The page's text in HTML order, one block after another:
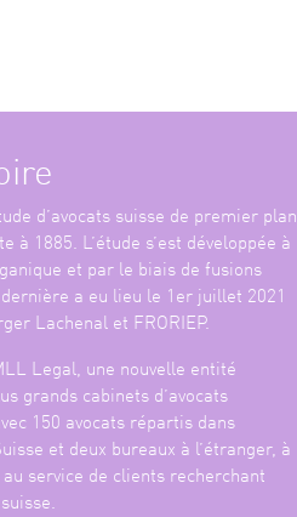
d’avocats suisse de premier plan
à 1885. L’étude s’est développée à
et par le biais de fusions
a eu lieu le 1er juillet 2021
Lachenal et FRORIEP.
Legal, une nouvelle entité
grands cabinets d’avocats
150 avocats répartis dans
et deux bureaux à l’étranger, à
service de clients recherchant